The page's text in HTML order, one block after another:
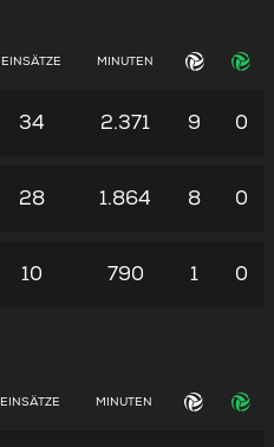
EINSÄTZE MINUTEN
34 2.371 9 0
28 1.864 8 0
10 790 1 0
EINSÄTZE MINUTEN